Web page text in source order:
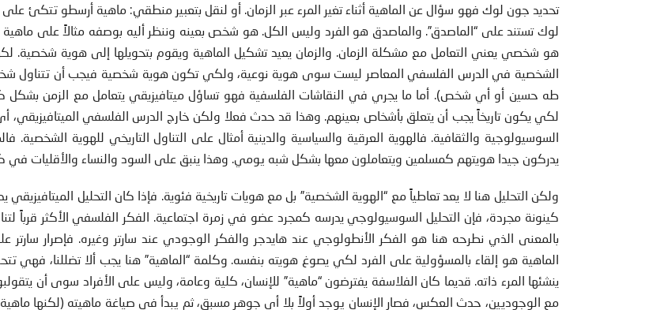
تحديد جون لوك فهو سؤال عن الماهية أثناء تغير المرء عبر الزمان. أو لنقل بتعبير منطقي: ماهية أرسطو تتكئ على
لوك تستند على “الماصدق”. والماصدق هو الفرد وليس الكل. هو شخص بعينه وننظر أليه بوصفه مثالاً على ماهية
هو شخصي يعني التعامل مع مشكلة الزمان. والزمان يعيد تشكيل الماهية ويقوم بتحويلها إلى هوية شخصية.
الشخصية في الدرس الفلسفي المعاصر ليست سوى هوية نوعية، ولكي تكون هوية شخصية فيجب أن تتناول
طه حسين أو أي شخص). أما ما يجري في النقاشات الفلسفية فهو تساؤل ميتافيزيقي يتعامل مع الزمن بشكل
لكي يكون تاريخاً يجب أن يتعلق بأشخاص بعينهم. وهذا قد حدث فعلا ولكن خارج الدرس الفلسفي الميتافيزيقي،
السوسيولوجية والثقافية. فالهوية العرقية والسياسية والدينية أمثال على التناول التاريخي للهوية
يدركون جيدا هويتهم كمسلمين ويتعاملون معها بشكل شبه يومي. وهذا ينبق على السود والنساء والأقليات في
ولكن التحليل هنا لا يعد تعاطياً مع “الهوية الشخصية” بل مع هويات تاريخية فئوية. فإذا كان التحليل
كينونة مجردة، فإن التحليل السوسيولوجي يدرسه كمجرد عضو في زمرة اجتماعية. الفكر الفلسفي الأكثر قرباً
بالمعنى الذي نطرحه هنا هو الفكر الأنطولوجي عند هايدجر والفكر الوجودي عند سارتر وغيره. فإصرار سارتر
الماهية هو إلقاء بالمسؤولية على الفرد لكي يصوغ هويته بنفسه. وكلمة “الماهية” هنا يجب ألا تضللنا، فهي
ينشئها المرء ذاته. قديما كان الفلاسفة يفترضون “ماهية” للإنسان، كلية وعامة، وليس على الأفراد سوى أن
مع الوجوديين، حدث العكس، فصار الإنسان يوجد أولاً بلا أي جوهر مسبق، ثم يبدأ في صياغة ماهيته (لكنها